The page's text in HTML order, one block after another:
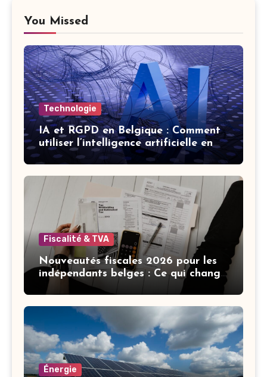
You Missed
Technologie
IA et RGPD en Belgique : Comment
utiliser l’intelligence artificielle en
respectant la vie privée
Fiscalité & TVA
Nouveautés fiscales 2026 pour les
indépendants belges : Ce qui change
cette année
Énergie